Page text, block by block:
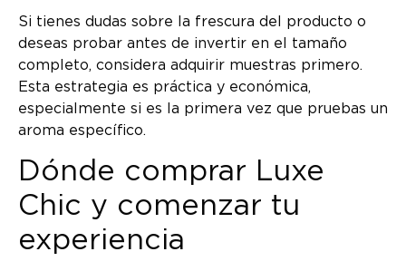
Si tienes dudas sobre la frescura del producto o
deseas probar antes de invertir en el tamaño
completo, considera adquirir muestras primero.
Esta estrategia es práctica y económica,
especialmente si es la primera vez que pruebas un
aroma específico.
Dónde comprar Luxe
Chic y comenzar tu
experiencia